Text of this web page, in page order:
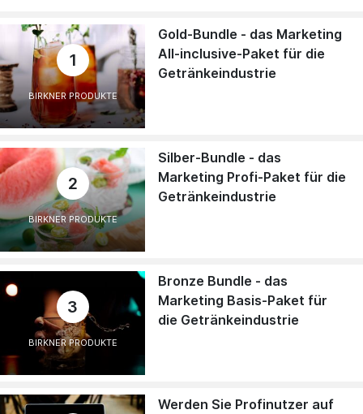
1
BIRKNER PRODUKTE
Gold-Bundle - das Marketing
All-inclusive-Paket für die
Getränkeindustrie
2
BIRKNER PRODUKTE
Silber-Bundle - das
Marketing Profi-Paket für die
Getränkeindustrie
3
BIRKNER PRODUKTE
Bronze Bundle - das
Marketing Basis-Paket für
die Getränkeindustrie
Werden Sie Profinutzer auf